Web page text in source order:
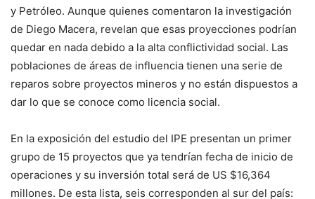
y Petróleo. Aunque quienes comentaron la investigación
de Diego Macera, revelan que esas proyecciones podrían
quedar en nada debido a la alta conflictividad social. Las
poblaciones de áreas de influencia tienen una serie de
reparos sobre proyectos mineros y no están dispuestos a
dar lo que se conoce como licencia social.
En la exposición del estudio del IPE presentan un primer
grupo de 15 proyectos que ya tendrían fecha de inicio de
operaciones y su inversión total será de US $16,364
millones. De esta lista, seis corresponden al sur del país: